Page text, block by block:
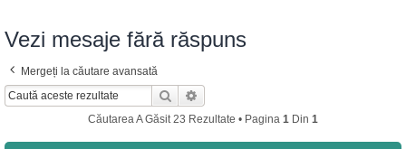
Vezi mesaje fără răspuns
Mergeți la căutare avansată
Căutare
Căutarea A Găsit 23 Rezultate • Pagina 1 Din 1